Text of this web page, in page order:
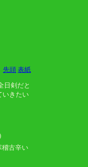
先頭 表紙
日剣だと
いきたい
稽古辛い